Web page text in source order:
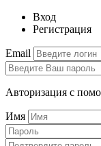
Вход
Регистрация
Email
Авторизация с
Имя